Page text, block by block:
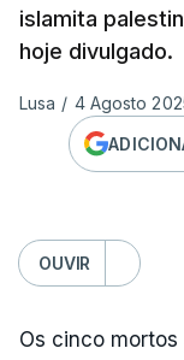
islamita
hoje divulgado.
Lusa / 4 Agosto
OUVIR
Os cinco